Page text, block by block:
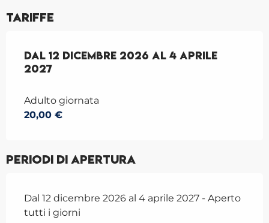
Tariffe
Dal 12 dicembre 2026 al 4 aprile 2027
Dal 12 dicembre 2026 al 4 aprile
2027
Adulto giornata
20,00 €
Periodi di apertura
Dal 12 dicembre 2026 al 4 aprile 2027 - Aperto
tutti i giorni